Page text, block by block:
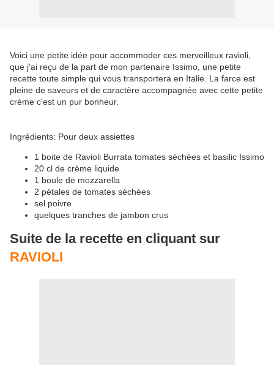
Voici une petite idée pour accommoder ces merveilleux ravioli,
que j'ai reçu de la part de mon partenaire Issimo, une petite
recette toute simple qui vous transportera en Italie. La farce est
pleine de saveurs et de caractère accompagnée avec cette petite
crème c'est un pur bonheur.
Ingrédients: Pour deux assiettes
1 boite de Ravioli Burrata tomates séchées et basilic Issimo
20 cl de crème liquide
1 boule de mozzarella
2 pétales de tomates séchées
sel poivre
quelques tranches de jambon crus
Suite de la recette en cliquant sur
RAVIOLI